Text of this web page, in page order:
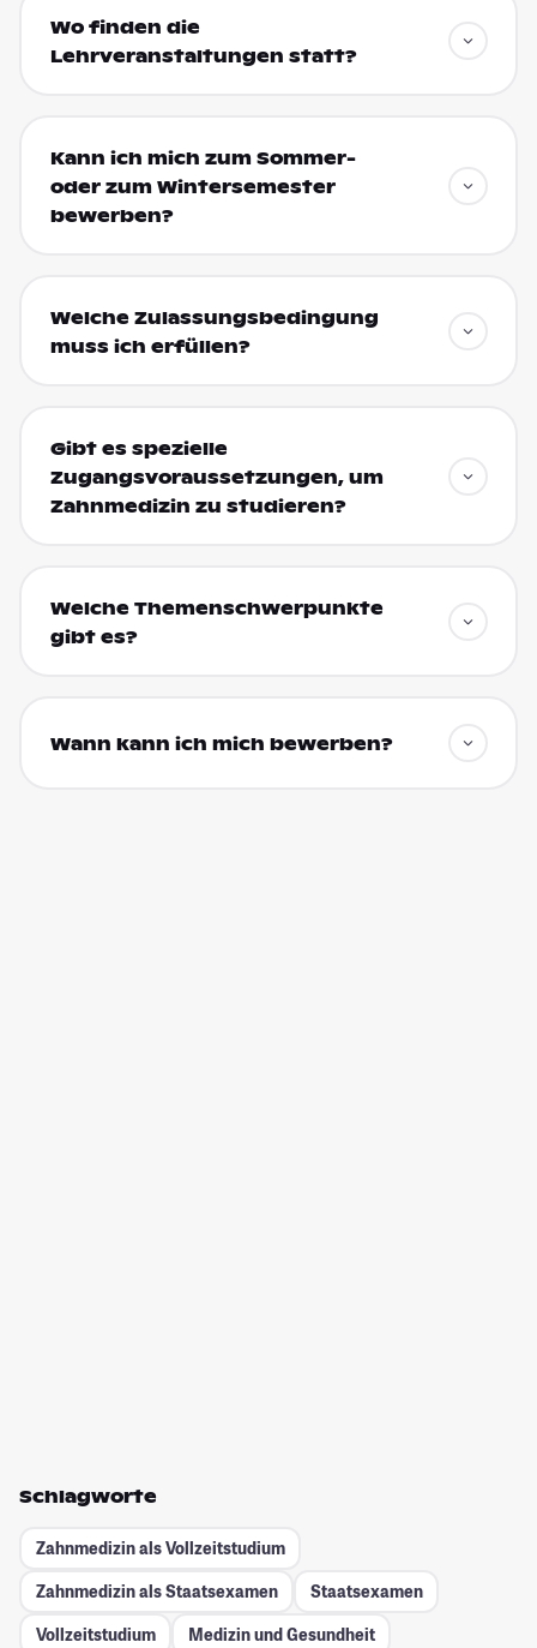
Wo finden die
Lehrveranstaltungen statt?
Kann ich mich zum Sommer-
oder zum Wintersemester
bewerben?
Welche Zulassungsbedingung
muss ich erfüllen?
Gibt es spezielle
Zugangsvoraussetzungen, um
Zahnmedizin zu studieren?
Welche Themenschwerpunkte
gibt es?
Wann kann ich mich bewerben?
Schlagworte
Zahnmedizin als Vollzeitstudium
Zahnmedizin als Staatsexamen
Staatsexamen
Vollzeitstudium
Medizin und Gesundheit